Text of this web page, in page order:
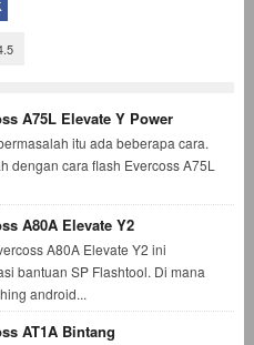
A75L Elevate Y Power
itu ada beberapa cara.
dengan cara flash Evercoss A75L
A80A Elevate Y2
A80A Elevate Y2 ini
bantuan SP Flashtool. Di mana
android...
AT1A Bintang